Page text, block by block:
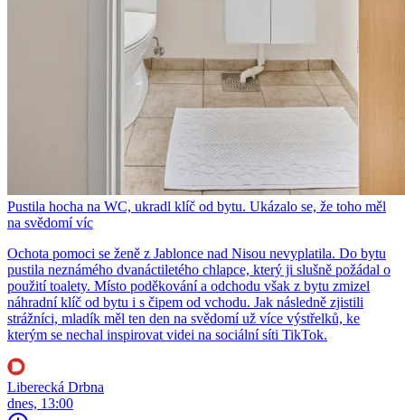
Pustila hocha na WC, ukradl klíč od bytu. Ukázalo se, že toho měl
na svědomí víc
Ochota pomoci se ženě z Jablonce nad Nisou nevyplatila. Do bytu
pustila neznámého dvanáctiletého chlapce, který ji slušně požádal o
použití toalety. Místo poděkování a odchodu však z bytu zmizel
náhradní klíč od bytu i s čipem od vchodu. Jak následně zjistili
strážníci, mladík měl ten den na svědomí už více výstřelků, ke
kterým se nechal inspirovat videi na sociální síti TikTok.
Liberecká Drbna
dnes, 13:00